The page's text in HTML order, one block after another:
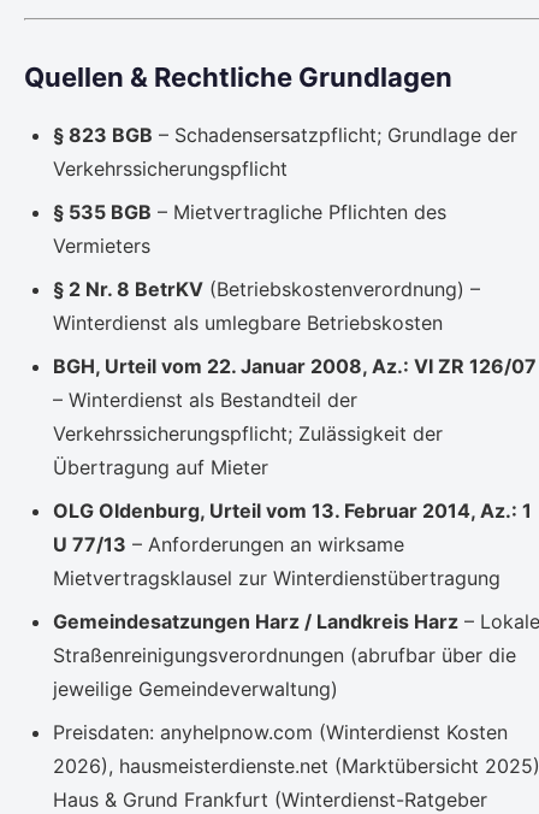
Quellen & Rechtliche Grundlagen
§ 823 BGB – Schadensersatzpflicht; Grundlage der
Verkehrssicherungspflicht
§ 535 BGB – Mietvertragliche Pflichten des
Vermieters
§ 2 Nr. 8 BetrKV (Betriebskostenverordnung) –
Winterdienst als umlegbare Betriebskosten
BGH, Urteil vom 22. Januar 2008, Az.: VI ZR 126/07
– Winterdienst als Bestandteil der
Verkehrssicherungspflicht; Zulässigkeit der
Übertragung auf Mieter
OLG Oldenburg, Urteil vom 13. Februar 2014, Az.: 1
U 77/13 – Anforderungen an wirksame
Mietvertragsklausel zur Winterdienstübertragung
Gemeindesatzungen Harz / Landkreis Harz – Lokale
Straßenreinigungsverordnungen (abrufbar über die
jeweilige Gemeindeverwaltung)
Preisdaten: anyhelpnow.com (Winterdienst Kosten
2026), hausmeisterdienste.net (Marktübersicht
Haus & Grund Frankfurt (Winterdienst-Ratgeber